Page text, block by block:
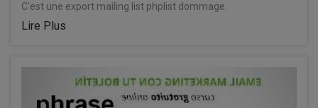
C'est une export mailing list phplist dommage.
Lire Plus